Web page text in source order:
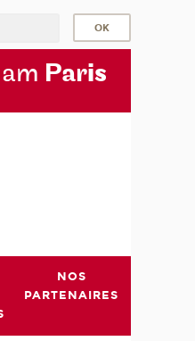
Paris
NOS
PARTENAIRES